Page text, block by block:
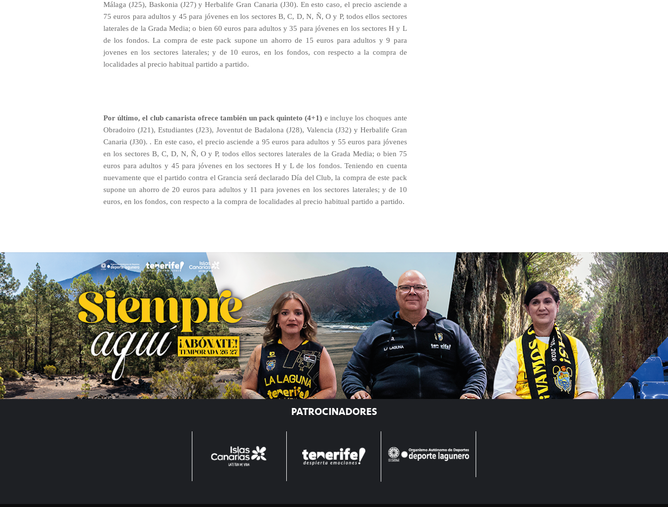
Málaga (J25), Baskonia (J27) y Herbalife Gran Canaria (J30). En esto caso, el precio asciende a
75 euros para adultos y 45 para jóvenes en los sectores B, C, D, N, Ñ, O y P, todos ellos sectores
laterales de la Grada Media; o bien 60 euros para adultos y 35 para jóvenes en los sectores H y L
de los fondos. La compra de este pack supone un ahorro de 15 euros para adultos y 9 para
jovenes en los sectores laterales; y de 10 euros, en los fondos, con respecto a la compra de
localidades al precio habitual partido a partido.
Por último, el club canarista ofrece también un pack quinteto (4+1) e incluye los choques ante
Obradoiro (J21), Estudiantes (J23), Joventut de Badalona (J28), Valencia (J32) y Herbalife Gran
Canaria (J30). . En este caso, el precio asciende a 95 euros para adultos y 55 euros para jóvenes
en los sectores B, C, D, N, Ñ, O y P, todos ellos sectores laterales de la Grada Media; o bien 75
euros para adultos y 45 para jóvenes en los sectores H y L de los fondos. Teniendo en cuenta
nuevamente que el partido contra el Grancia será declarado Día del Club, la compra de este pack
supone un ahorro de 20 euros para adultos y 11 para jovenes en los sectores laterales; y de 10
euros, en los fondos, con respecto a la compra de localidades al precio habitual partido a partido.
PATROCINADORES